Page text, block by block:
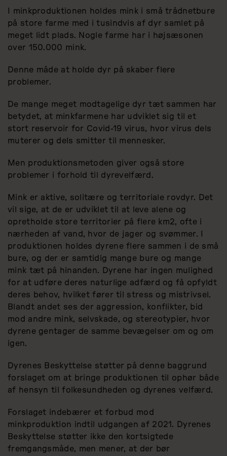
I minkproduktionen holdes mink i små trådnetbure
på store farme med i tusindvis af dyr samlet på
meget lidt plads. Nogle farme har i højsæsonen
over 150.000 mink.
Denne måde at holde dyr på skaber flere
problemer.
De mange meget modtagelige dyr tæt sammen har
betydet, at minkfarmene har udviklet sig til et
stort reservoir for Covid-19 virus, hvor virus dels
muterer og dels smitter til mennesker.
Men produktionsmetoden giver også store
problemer i forhold til dyrevelfærd.
Mink er aktive, solitære og territoriale rovdyr. Det
vil sige, at de er udviklet til at leve alene og
opretholde store territorier på flere km2, ofte i
nærheden af vand, hvor de jager og svømmer. I
produktionen holdes dyrene flere sammen i de små
bure, og der er samtidig mange bure og mange
mink tæt på hinanden. Dyrene har ingen mulighed
for at udføre deres naturlige adfærd og få opfyldt
deres behov, hvilket fører til stress og mistrivsel.
Blandt andet ses der aggression, konflikter, bid
mod andre mink, selvskade, og stereotypier, hvor
dyrene gentager de samme bevægelser om og om
igen.
Dyrenes Beskyttelse støtter på denne baggrund
forslaget om at bringe produktionen til ophør både
af hensyn til folkesundheden og dyrenes velfærd.
Forslaget indebærer et forbud mod
minkproduktion indtil udgangen af 2021. Dyrenes
Beskyttelse støtter ikke den kortsigtede
fremgangsmåde, men mener, at der bør